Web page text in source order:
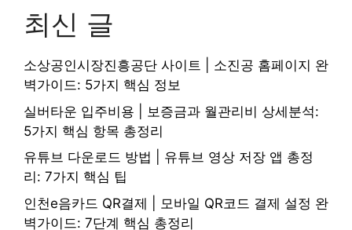
최신 글
소상공인시장진흥공단 사이트 | 소진공 홈페이지 완
벽가이드: 5가지 핵심 정보
실버타운 입주비용 | 보증금과 월관리비 상세분석:
5가지 핵심 항목 총정리
유튜브 다운로드 방법 | 유튜브 영상 저장 앱 총정
리: 7가지 핵심 팁
인천e음카드 QR결제 | 모바일 QR코드 결제 설정 완
벽가이드: 7단계 핵심 총정리